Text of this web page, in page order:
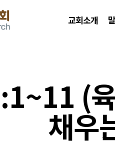
교회소개
(
채우